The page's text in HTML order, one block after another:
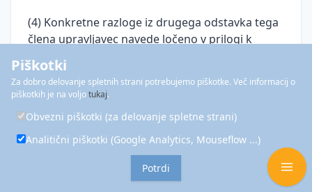
(4) Konkretne razloge iz drugega odstavka tega
člena upravljavec navede ločeno v prilogi k
datumom in podpisom pristojne uradne osebe,
je dostopna samo nadzornemu organu, Varuhu
drugim organom, pristojnim za nadzor po
drugem zakonu. Priloga, opremljena s številko
zadeve, datumom in podpisom pristojne uradne
osebe, se ne vroča prijavitelju s posebnim
Piškotki
Za dobro delovanje spletnih strani potrebujemo piškotke. Več informacij o
piškotkih je na voljotukaj.
Obvezni piškotki (za delovanje spletne strani)
Analitični piškotki (Google Analytics, Mouseflow ...)
Potrdi